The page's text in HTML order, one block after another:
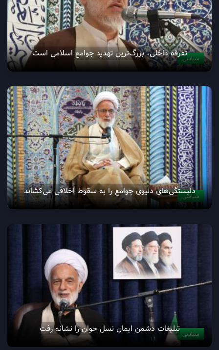
سیاسیتفرقه داخلی، بزرگ‌ترین تهدید جوامع اسلامی است
سیاسی
دلبستگی‌های دنیوی جوامع را به سقوط اخلاقی می‌کشاند
سیاسی تبلیغات دشمن ایمان نسل جوان را نشانه رفت